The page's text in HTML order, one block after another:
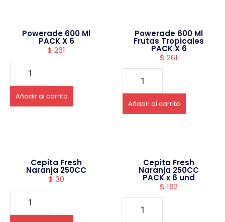
Powerade 600 Ml
PACK X 6
$ 261
Añadir al carrito
Powerade 600 Ml
Frutas Tropicales
PACK X 6
$ 261
Añadir al carrito
Cepita Fresh
Naranja 250CC
$ 30
Cepita Fresh
Naranja 250CC
PACK x 6 und
$ 162